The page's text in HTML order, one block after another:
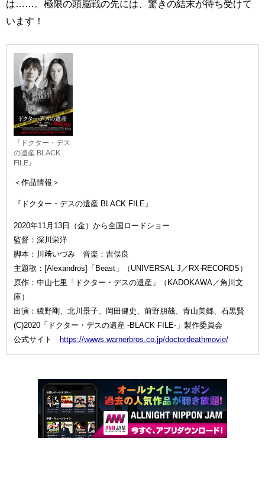
は……。極限の頭脳戦の先には、驚きの結末が待ち受けて
います！
『ドクター・デス
の遺産 BLACK
FILE』
＜作品情報＞
『ドクター・デスの遺産 BLACK FILE』
2020年11月13日（金）から全国ロードショー
監督：深川栄洋
脚本：川﨑いづみ 音楽：吉俣良
主題歌：[Alexandros]「Beast」（UNIVERSAL J／RX-RECORDS）
原作：中山七里「ドクター・デスの遺産」（KADOKAWA／角川文
庫）
出演：綾野剛、北川景子、岡田健史、前野朋哉、青山美郷、石黒賢
(C)2020「ドクター・デスの遺産 -BLACK FILE-」製作委員会
公式サイト
https://wwws.warnerbros.co.jp/doctordeathmovie/